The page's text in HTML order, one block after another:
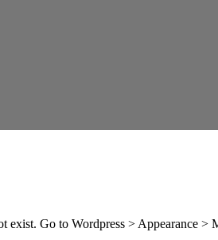
exist. Go to Wordpress > Appearance >